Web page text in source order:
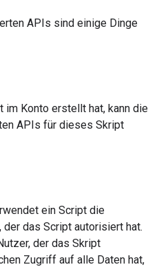
APIs sind einige Dinge
im Konto erstellt hat, kann die
APIs für dieses Skript
ein Script die
das Script autorisiert hat.
der das Skript
Zugriff auf alle Daten hat,